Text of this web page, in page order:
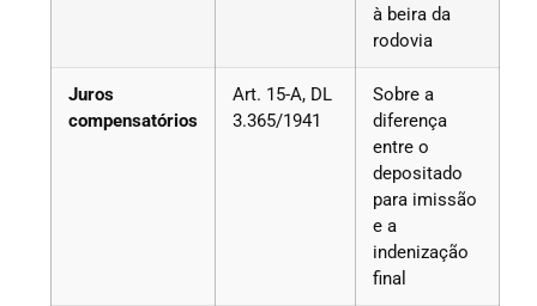
à beira da
rodovia
Juros
compensatórios
Art. 15-A, DL
3.365/1941
Sobre a
diferença
entre o
depositado
para imissão
e a
indenização
final